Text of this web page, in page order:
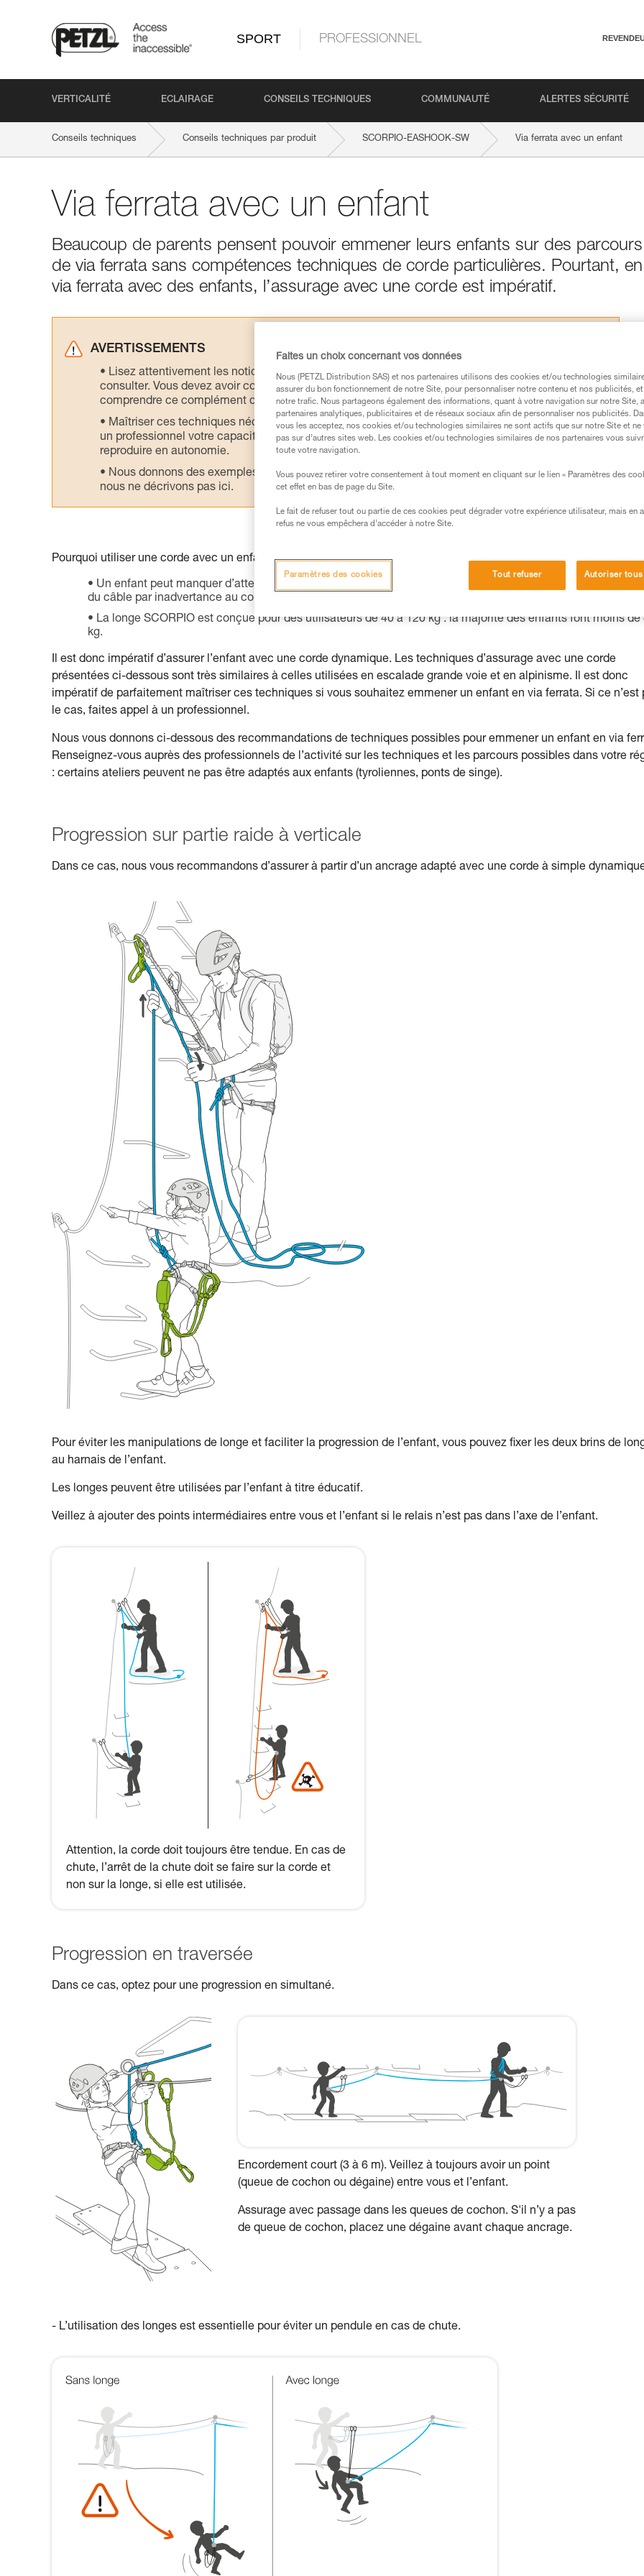
SPORT PROFESSIONNEL
VERTICALITÉ ECLAIRAGE CONSEILS TECHNIQUES COMMUNAUTÉ ALERTES SÉCURITÉ
Conseils techniques Conseils techniques par produit SCORPIO-EASHOOK-SW Via ferrata avec un enfant
Via ferrata avec un enfant
Beaucoup de parents pensent pouvoir emmener leurs enfants sur des parcours
de via ferrata sans compétences techniques de corde particulières. Pourtant, en
via ferrata avec des enfants, l’assurage avec une corde est impératif.
AVERTISSEMENTS
Lisez attentivement les notices techniques des produits utilisés dans ce conseil avant de le
consulter. Vous devez avoir compris les informations de la notice technique pour pouvoir
comprendre ce complément d’informations.
Maîtriser ces techniques nécessite une formation et un entraînement spécifique. Validez avec
un professionnel votre capacité à refaire la manipulation, seul, en toute sécurité, avant de la
reproduire en autonomie.
Nous donnons des exemples de techniques liées à votre activité. Il peut en exister d’autres que
nous ne décrivons pas ici.
Pourquoi utiliser une corde avec un enfant en via ferrata ?
Un enfant peut manquer d’attention et/ou se fatiguer plus vite qu’un adulte. Il risquerait de retirer ses
du câble par inadvertance au cours du parcours.
La longe SCORPIO est conçue pour des utilisateurs de 40 à 120 kg : la majorité des enfants font moins de
kg.
Il est donc impératif d’assurer l’enfant avec une corde dynamique. Les techniques d’assurage avec une corde
présentées ci-dessous sont très similaires à celles utilisées en escalade grande voie et en alpinisme. Il est donc
impératif de parfaitement maîtriser ces techniques si vous souhaitez emmener un enfant en via ferrata. Si ce n’est
le cas, faites appel à un professionnel.
Nous vous donnons ci-dessous des recommandations de techniques possibles pour emmener un enfant en via
Renseignez-vous auprès des professionnels de l’activité sur les techniques et les parcours possibles dans votre
: certains ateliers peuvent ne pas être adaptés aux enfants (tyroliennes, ponts de singe).
Progression sur partie raide à verticale
Dans ce cas, nous vous recommandons d’assurer à partir d’un ancrage adapté avec une corde à simple
Pour éviter les manipulations de longe et faciliter la progression de l’enfant, vous pouvez fixer les deux brins de
au harnais de l’enfant.
Les longes peuvent être utilisées par l’enfant à titre éducatif.
Veillez à ajouter des points intermédiaires entre vous et l’enfant si le relais n’est pas dans l’axe de l’enfant.
Attention, la corde doit toujours être tendue. En cas de
chute, l’arrêt de la chute doit se faire sur la corde et
non sur la longe, si elle est utilisée.
Progression en traversée
Dans ce cas, optez pour une progression en simultané.
Encordement court (3 à 6 m). Veillez à toujours avoir un point
(queue de cochon ou dégaine) entre vous et l’enfant.
Assurage avec passage dans les queues de cochon. S'il n’y a pas
de queue de cochon, placez une dégaine avant chaque ancrage.
- L’utilisation des longes est essentielle pour éviter un pendule en cas de chute.
Faites un choix concernant vos données
Nous (PETZL Distribution SAS) et nos partenaires utilisons des cookies et/ou technologies
assurer du bon fonctionnement de notre Site, pour personnaliser notre contenu et nos publicités,
notre trafic. Nous partageons également des informations, quant à votre navigation sur notre Site,
partenaires analytiques, publicitaires et de réseaux sociaux afin de personnaliser nos publicités.
vous les acceptez, nos cookies et/ou technologies similaires ne sont actifs que sur notre Site et ne
pas sur d’autres sites web. Les cookies et/ou technologies similaires de nos partenaires vous
toute votre navigation.
Vous pouvez retirer votre consentement à tout moment en cliquant sur le lien « Paramètres des
cet effet en bas de page du Site.
Le fait de refuser tout ou partie de ces cookies peut dégrader votre expérience utilisateur, mais en
refus ne vous empêchera d’accéder à notre Site.
Tout refuser Autoriser
Paramètres des cookies